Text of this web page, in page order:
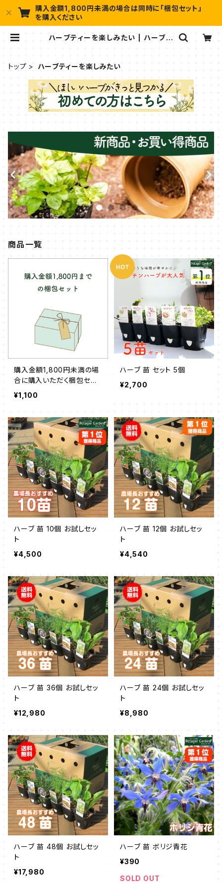
購入金額1,800円未満の場合は同時に「梱包セット」
を購入ください
ハーブティーを楽しみたい | ハーブ苗
トップ ハーブティーを楽しみたい
商品一覧
購入金額1,800円未満の場
合に購入いただく梱包セッ
ト
¥1,100
ハーブ 苗 セット 5個
¥2,700
ハーブ 苗 10個 お試しセッ
ト
¥4,500
ハーブ 苗 12個 お試しセッ
ト
¥4,540
ハーブ 苗 36個 お試しセッ
ト
¥12,980
ハーブ 苗 24個 お試しセッ
ト
¥8,980
ハーブ 苗 48個 お試しセッ
ト
¥17,980
ハーブ 苗 ボリジ青花
¥390
SOLD OUT